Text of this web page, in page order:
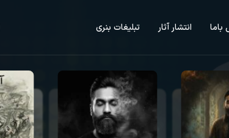
انتشار آثار تبلیغات بنری